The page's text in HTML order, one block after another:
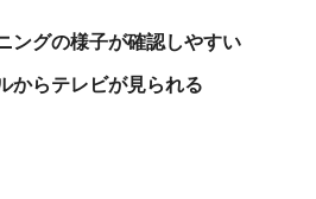
ングの様子が確認しやすい
からテレビが見られる